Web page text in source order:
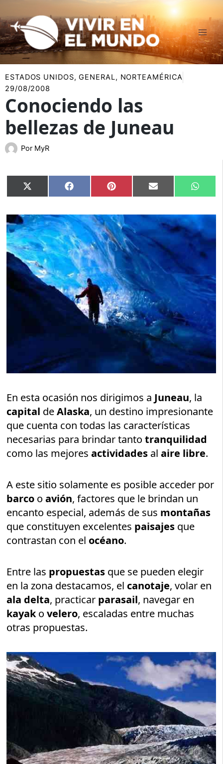
al
contenido
ESTADOS UNIDOS,GENERAL, NORTEAMÉRICA
29/08/2008
Conociendo las
bellezas de Juneau
Por MyR
Compartir
en
X
(Twitter)
Compartir
en
Facebook Compartir
en
Pinterest Compartir
en
Email
en
En esta ocasión nos dirigimos a Juneau, la
capital deAlaska, un destino impresionante
que cuenta con todas las características
necesarias para brindar tantotranquilidad
como las mejoresactividades alaire libre.
A este sitio solamente es posible acceder por
barco oavión, factores que le brindan un
encanto especial, además de sus montañas
que constituyen excelentes paisajes que
contrastan con el océano.
Entre las propuestas que se pueden elegir
en la zona destacamos, el canotaje, volar en
ala delta, practicar parasail, navegar en
kayakovelero, escaladas entre muchas
otras propuestas.